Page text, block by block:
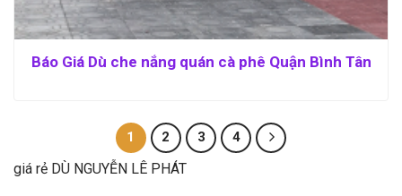
Báo Giá Dù che nắng quán cà phê Quận Bình Tân
1 2 3 4
giá rẻ DÙ NGUYỄN LÊ PHÁT